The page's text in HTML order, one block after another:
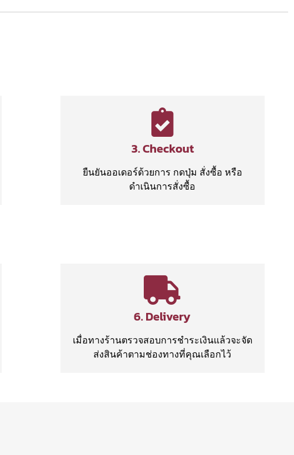
3. Checkout
ยืนยันออเดอร์ด้วยการ กดปุ่ม สั่งซื้อ หรือ
ดำเนินการสั่งซื้อ
6. Delivery
เมื่อทางร้านตรวจสอบการชำระเงินแล้วจะจัด
ส่งสินค้าตามช่องทางที่คุณเลือกไว้